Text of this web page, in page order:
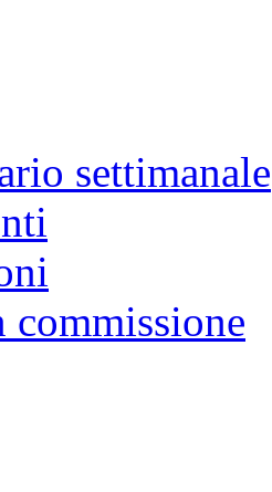
settimanale
commissione